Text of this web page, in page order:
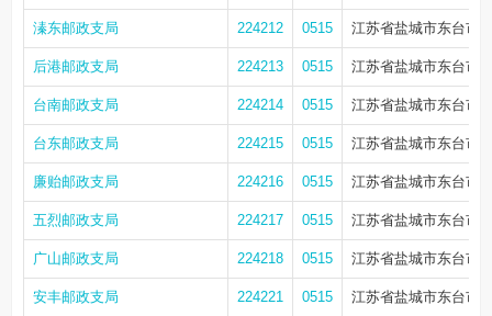
溱东邮政支局 224212 0515 江苏省盐城市东台市
后港邮政支局 224213 0515 江苏省盐城市东台市
台南邮政支局 224214 0515 江苏省盐城市东台市
台东邮政支局 224215 0515 江苏省盐城市东台市
廉贻邮政支局 224216 0515 江苏省盐城市东台市
五烈邮政支局 224217 0515 江苏省盐城市东台市
广山邮政支局 224218 0515 江苏省盐城市东台市
安丰邮政支局 224221 0515 江苏省盐城市东台市